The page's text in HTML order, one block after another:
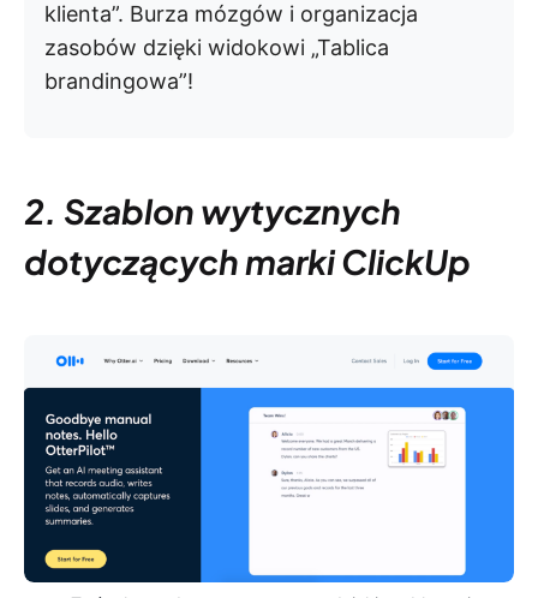
klienta”. Burza mózgów i organizacja
zasobów dzięki widokowi „Tablica
brandingowa”!
2. Szablon wytycznych
dotyczących marki ClickUp